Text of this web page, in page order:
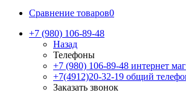
Сравнение товаров0
+7 (980) 106-89-48
Назад
Телефоны
+7 (980) 106-89-48 интернет
+7(4912)20-32-19 общий
Заказать звонок